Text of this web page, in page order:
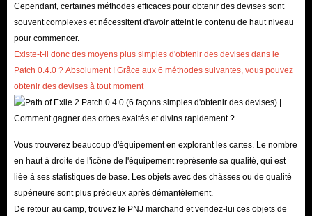
Cependant, certaines méthodes efficaces pour obtenir des devises sont
souvent complexes et nécessitent d'avoir atteint le contenu de haut niveau
pour commencer.
Existe-t-il donc des moyens plus simples d'obtenir des devises dans le
Patch 0.4.0 ? Absolument ! Grâce aux 6 méthodes suivantes, vous pouvez
obtenir des devises à tout moment
.
Vous trouverez beaucoup d'équipement en explorant les cartes. Le nombre
en haut à droite de l'icône de l'équipement représente sa qualité, qui est
liée à ses statistiques de base. Les objets avec des châsses ou de qualité
supérieure sont plus précieux après démantèlement.
De retour au camp, trouvez le PNJ marchand et vendez-lui ces objets de